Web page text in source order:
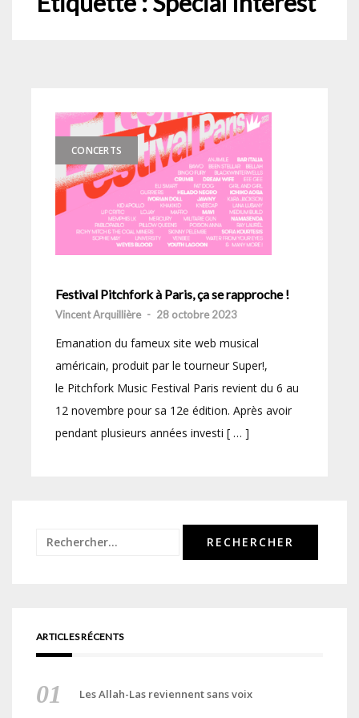
CONCERTS
Festival Pitchfork à Paris, ça se rapproche !
Vincent Arquillière - 28 octobre 2023
Emanation du fameux site web musical
américain, produit par le tourneur Super!,
le Pitchfork Music Festival Paris revient du 6 au
12 novembre pour sa 12e édition. Après avoir
pendant plusieurs années investi [ … ]
Rechercher :
ARTICLES RÉCENTS
Les Allah-Las reviennent sans voix